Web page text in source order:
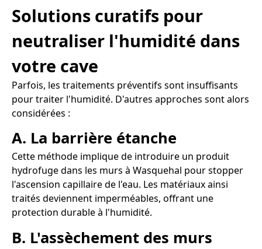
Solutions curatifs pour
neutraliser l'humidité dans
votre cave
Parfois, les traitements préventifs sont insuffisants
pour traiter l'humidité. D'autres approches sont alors
considérées :
A. La barrière étanche
Cette méthode implique de introduire un produit
hydrofuge dans les murs à Wasquehal pour stopper
l'ascension capillaire de l'eau. Les matériaux ainsi
traités deviennent imperméables, offrant une
protection durable à l'humidité.
B. L'assèchement des murs